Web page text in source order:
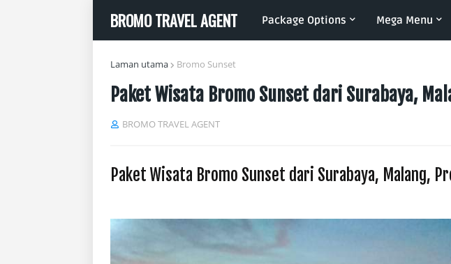
BROMO TRAVEL AGENT Package Options Mega Menu
Laman utama Bromo Sunset
Paket Wisata Bromo Sunset dari Surabaya,
BROMO TRAVEL AGENT
Paket Wisata Bromo Sunset dari Surabaya, Malang,